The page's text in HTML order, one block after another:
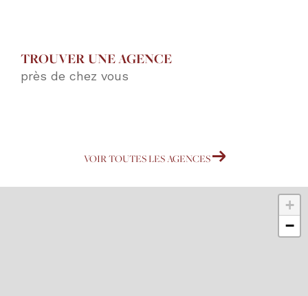
TROUVER UNE AGENCE
près de chez vous
VOIR TOUTES LES AGENCES
+
−